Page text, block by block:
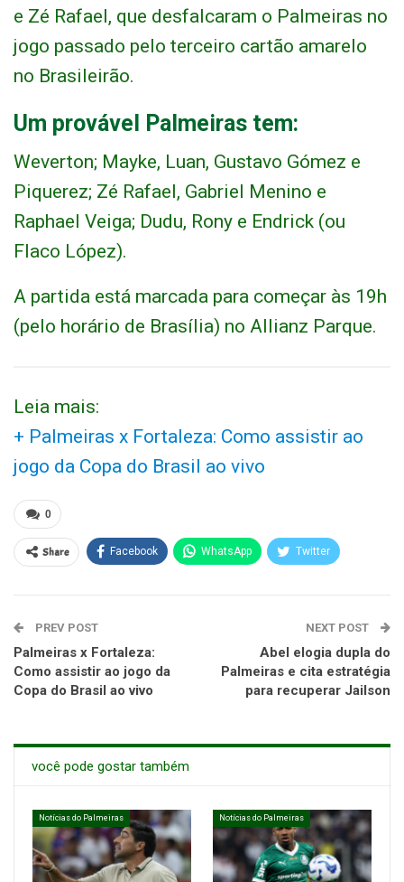
e Zé Rafael, que desfalcaram o Palmeiras no
jogo passado pelo terceiro cartão amarelo
no Brasileirão.
Um provável Palmeiras tem:
Weverton; Mayke, Luan, Gustavo Gómez e
Piquerez; Zé Rafael, Gabriel Menino e
Raphael Veiga; Dudu, Rony e Endrick (ou
Flaco López).
A partida está marcada para começar às 19h
(pelo horário de Brasília) no Allianz Parque.
Leia mais:
+ Palmeiras x Fortaleza: Como assistir ao
jogo da Copa do Brasil ao vivo
0
Share Facebook WhatsApp Twitter
PREV POST
Palmeiras x Fortaleza:
Como assistir ao jogo da
Copa do Brasil ao vivo
NEXT POST
Abel elogia dupla do
Palmeiras e cita estratégia
para recuperar Jailson
você pode gostar também
Notícias do Palmeiras Notícias do Palmeiras